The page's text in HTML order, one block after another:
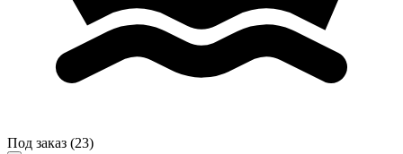
Под заказ (23)